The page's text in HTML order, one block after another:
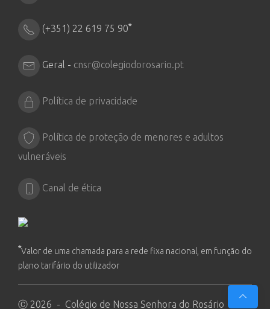
(+351) 22 619 75 90*
Geral - cnsr@colegiodorosario.pt
Política de privacidade
Política de proteção de menores e adultos
vulneráveis
Canal de ética
*Valor de uma chamada para a rede fixa nacional, em função do
plano tarifário do utilizador
Ⓒ 2026 - Colégio de Nossa Senhora do Rosário